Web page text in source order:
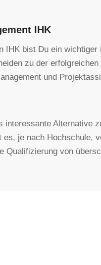
IHK
IHK bist Du ein
zu der
und
Alternative
je nach Hochschule,
Qualifizierung von